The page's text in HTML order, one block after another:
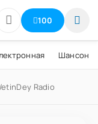
100
Шансон
Radio